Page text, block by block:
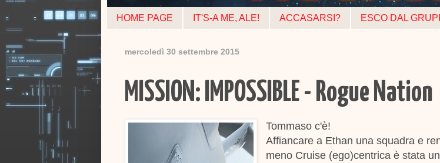
HOME PAGE IT'S-A ME, ALE! ACCASARSI? ESCO DAL
mercoledì 30 settembre 2015
MISSION: IMPOSSIBLE - Rogue Nation
Tommaso c'è!
Affiancare a Ethan una squadra e
meno Cruise (ego)centrica è stata